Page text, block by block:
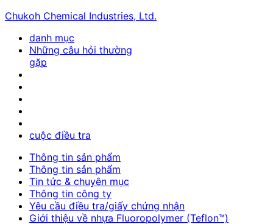
Chukoh Chemical Industries, Ltd.
danh mục
Những câu hỏi thường
gặp
cuộc điều tra
Thông tin sản phẩm
Thông tin sản phẩm
Tin tức & chuyên mục
Thông tin công ty
Yêu cầu điều tra/giấy chứng nhận
Giới thiệu về nhựa Fluoropolymer (Teflon™)